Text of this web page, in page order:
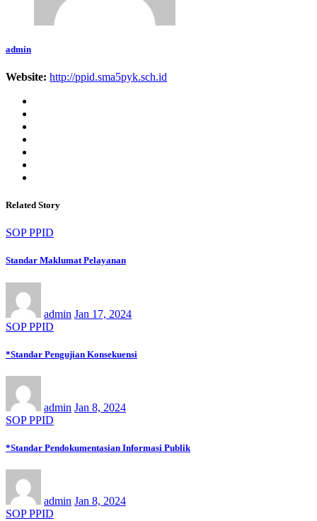
admin
Website: http://ppid.sma5pyk.sch.id
Related Story
SOP PPID
Standar Maklumat Pelayanan
admin Jan 17, 2024
SOP PPID
*Standar Pengujian Konsekuensi
admin Jan 8, 2024
SOP PPID
*Standar Pendokumentasian Informasi Publik
admin Jan 8, 2024
SOP PPID